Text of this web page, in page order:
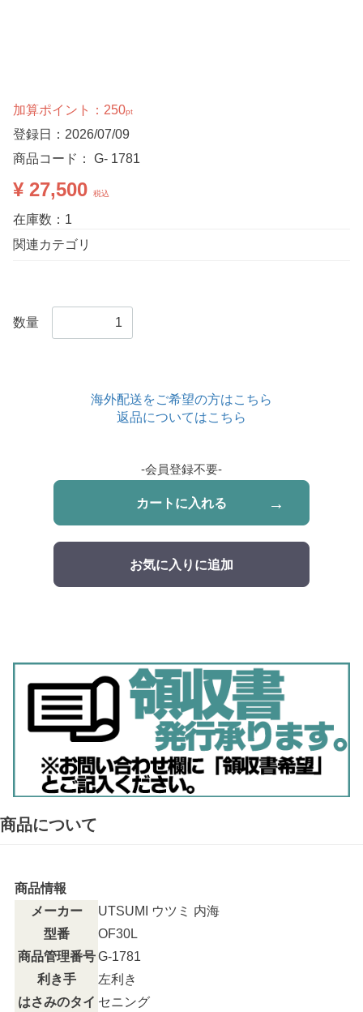
加算ポイント： 250pt
登録日：2026/07/09
商品コード： G- 1781
¥ 27,500 税込
在庫数：1
関連カテゴリ
数量
海外配送をご希望の方はこちら
返品についてはこちら
-会員登録不要-
カートに入れる
お気に入りに追加
商品について
商品情報
メーカー
UTSUMI ウツミ 内海
型番
OF30L
商品管理番号 G-1781
利き手
左利き
はさみのタイ セニング